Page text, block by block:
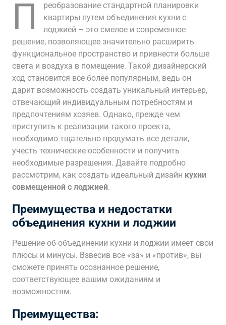
П
реобразование стандартной планировки
квартиры путем объединения кухни с
лоджией – это смелое и современное
решение, позволяющее значительно расширить
функциональное пространство и привнести больше
света и воздуха в помещение. Такой дизайнерский
ход становится все более популярным, ведь он
дарит возможность создать уникальный интерьер,
отвечающий индивидуальным потребностям и
предпочтениям хозяев. Однако, прежде чем
приступить к реализации такого проекта,
необходимо тщательно продумать все детали,
учесть технические особенности и получить
необходимые разрешения. Давайте подробно
рассмотрим, как создать идеальный дизайн кухни
совмещенной с лоджией.
Преимущества и недостатки
объединения кухни и лоджии
Решение об объединении кухни и лоджии имеет свои
плюсы и минусы. Взвесив все «за» и «против», вы
сможете принять осознанное решение,
соответствующее вашим ожиданиям и
возможностям.
Преимущества: